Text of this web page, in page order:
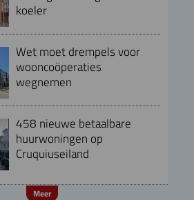
koeler
Wet moet drempels voor
wooncoöperaties
wegnemen
458 nieuwe betaalbare
huurwoningen op
Cruquiuseiland
Meer